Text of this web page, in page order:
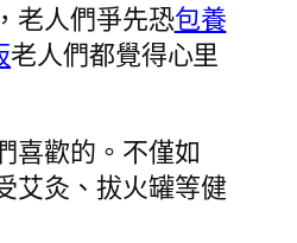
老人們爭先恐包養
老人們都覺得心里
喜歡的。不僅如
艾灸、拔火罐等健